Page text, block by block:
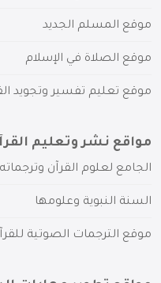
موقع المسلم الجديد
موقع الصلاة في الإسلام
موقع تعليم تفسير وتجويد
مواقع نشر وتعليم
الجامع لعلوم القرآن وترجماته
السنة النبوية وعلومها
موقع الترجمات الصوتية